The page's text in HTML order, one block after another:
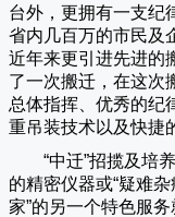
台外，更拥有一支纪
省内几百万的市民及
近年来更引进先进的
了一次搬迁，在这次
总体指挥、优秀的纪
重吊装技术以及快捷
“中迁”招揽及培
的精密仪器或“疑难
家”的另一个特色服